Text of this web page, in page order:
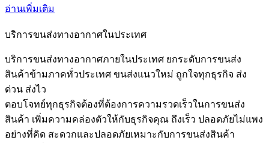
อ่านเพิ่มเติม
บริการขนส่งทางอากาศในประเทศ
บริการขนส่งทางอากาศภายในประเทศ ยกระดับการขนส่ง
สินค้าข้ามภาคทั่วประเทศ ขนส่งแนวใหม่ ถูกใจทุกธุรกิจ ส่ง
ด่วน ส่งไว
ตอบโจทย์ทุกธุรกิจต้องที่ต้องการความรวดเร็วในการขนส่ง
สินค้า เพิ่มความคล่องตัวให้กับธุรกิจคุณ ถึงเร็ว ปลอดภัยไม่แพง
อย่างที่คิด สะดวกและปลอดภัยเหมาะกับการขนส่งสินค้า